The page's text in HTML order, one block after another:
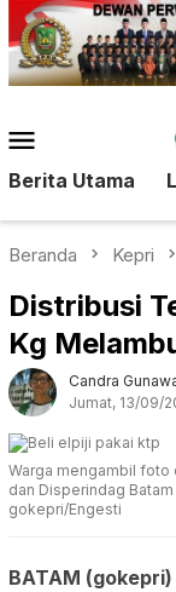
Loncat
ke
konten
Mobile
Berita Utama
Beranda Kepri
Distribusi
Kg
Candra
Jumat, 13/09/
Warga mengambil foto
dan Disperindag
gokepri/Engesti
BATAM (gokepri)